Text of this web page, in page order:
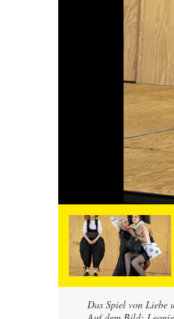
Das Spiel von Liebe